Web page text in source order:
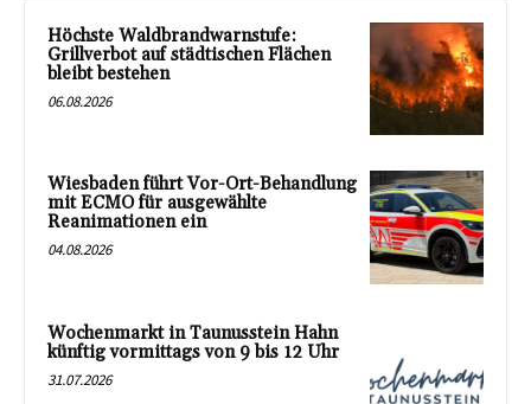
Höchste Waldbrandwarnstufe:
Grillverbot auf städtischen Flächen
bleibt bestehen
06.08.2026
Wiesbaden führt Vor-Ort-Behandlung
mit ECMO für ausgewählte
Reanimationen ein
04.08.2026
Wochenmarkt in Taunusstein Hahn
künftig vormittags von 9 bis 12 Uhr
31.07.2026